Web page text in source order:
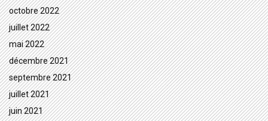
octobre 2022
juillet 2022
mai 2022
décembre 2021
septembre 2021
juillet 2021
juin 2021